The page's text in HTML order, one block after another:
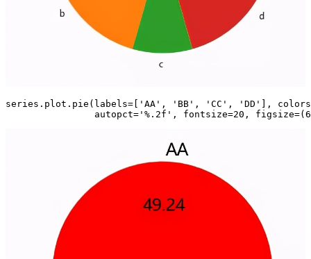
series.plot.pie(labels=['AA', 'BB', 'CC', 'DD'],
autopct='%.2f', fontsize=20,